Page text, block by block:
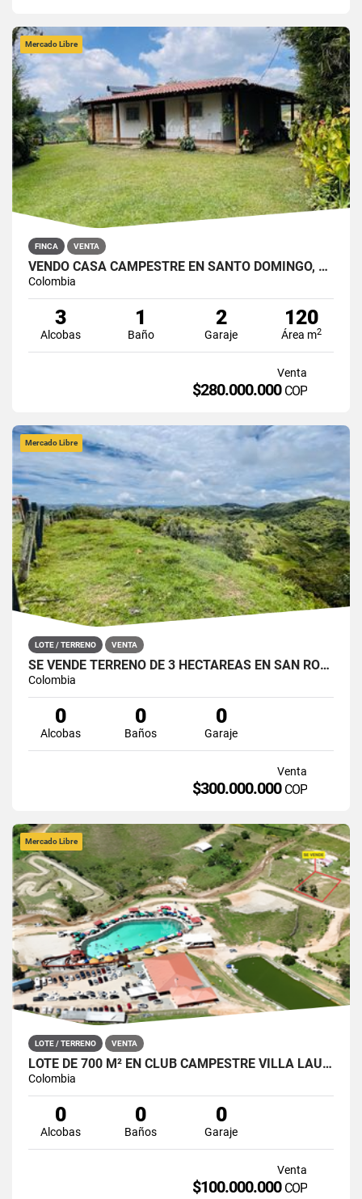
Mercado Libre
FINCA VENTA
VENDO CASA CAMPESTRE EN SANTO DOMINGO, ANTIOQUIA
Colombia
3
Alcobas
1
Baño
2
Garaje
120
Área m2
Venta
$280.000.000 COP
Mercado Libre
LOTE / TERRENO VENTA
SE VENDE TERRENO DE 3 HECTÁREAS EN SAN ROQUE, ANTIOQUIA.
Colombia
0
Alcobas
0
Baños
0
Garaje
Venta
$300.000.000 COP
Mercado Libre
LOTE / TERRENO VENTA
LOTE DE 700 M² EN CLUB CAMPESTRE VILLA LAURA. SAN ROQUE, ANT.
Colombia
0
Alcobas
0
Baños
0
Garaje
Venta
$100.000.000 COP